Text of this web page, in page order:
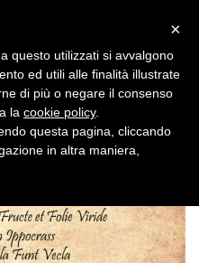
×
questo utilizzati si avvalgono
ed utili alle finalità illustrate
di più o negare il consenso
la cookie policy.
questa pagina, cliccando
in altra maniera,